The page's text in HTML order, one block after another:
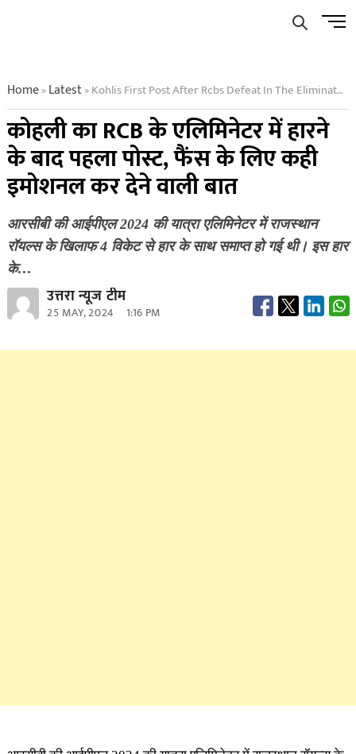
Menu
Home»Latest»Kohlis First Post After Rcbs Defeat In The Eliminator Said Something Emotional For The Fans
कोहली का RCB के एलिमिनेटर में हारने
के बाद पहला पोस्ट, फैंस के लिए कही
इमोशनल कर देने वाली बात
आरसीबी की आईपीएल 2024 की यात्रा एलिमिनेटर में राजस्थान
रॉयल्स के खिलाफ 4 विकेट से हार के साथ समाप्त हो गई थी। इस हार
के…
उत्तरा न्यूज टीम
25 MAY, 2024 1:16 PM